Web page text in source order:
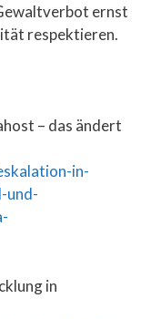
ernst
respektieren.
– das ändert
in-
und-
in